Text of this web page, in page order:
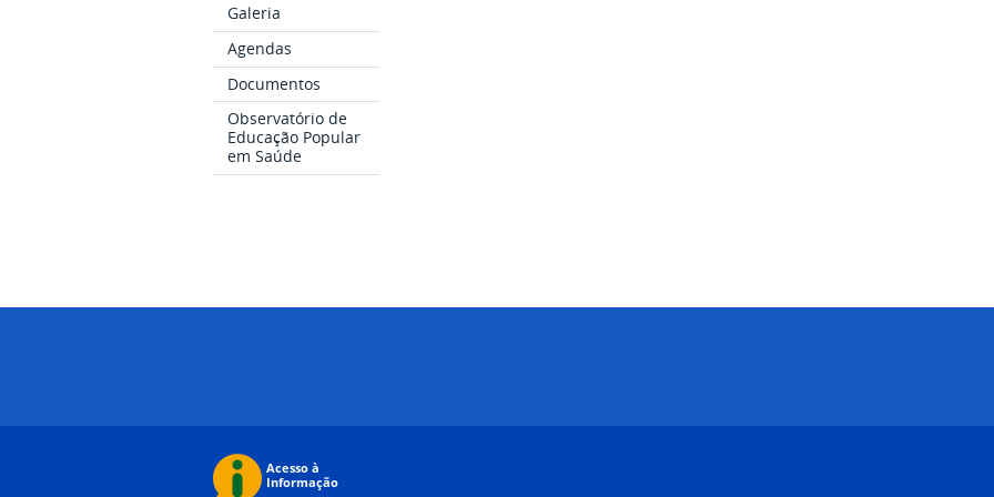
Galeria
Agendas
Documentos
Observatório de
Educação Popular
em Saúde